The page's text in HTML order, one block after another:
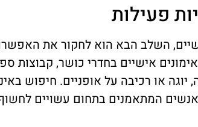
פעילות
השלב הבא הוא לחקור את
אישיים בחדרי כושר, קבוצות
יוגה או רכיבה על אופניים. חיפוש
המתאמנים בתחום עשויים